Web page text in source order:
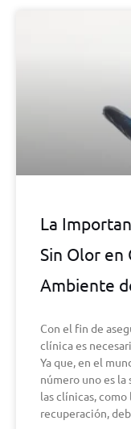
La
Sin Olor en
Ambiente
Con el fin de
clínica es
Ya que, en el
número uno es
las clínicas,
recuperación,